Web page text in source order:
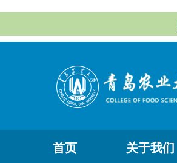
首页 关于我们